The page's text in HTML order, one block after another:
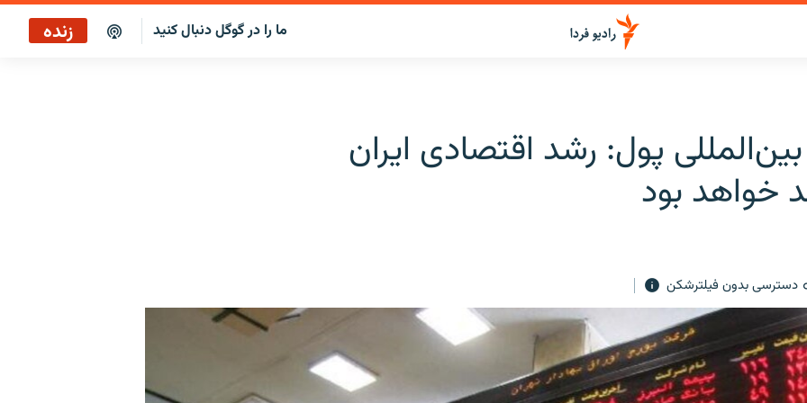
ما را در گوگل دنبال کنید زنده
پول: رشد اقتصادی ایران
دسترسی بدون فیلترشکن